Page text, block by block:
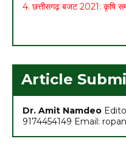
5. मासिक कृषि एवं पशुपालन
Article
Dr. Amit Namdeo
9174454149 Email: